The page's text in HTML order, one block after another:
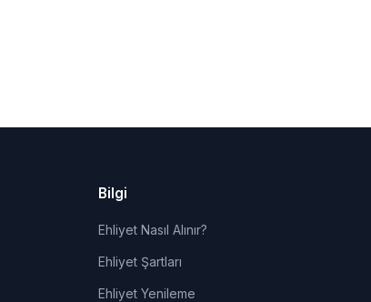
Bilgi
Ehliyet Nasıl Alınır?
Ehliyet Şartları
Ehliyet Yenileme